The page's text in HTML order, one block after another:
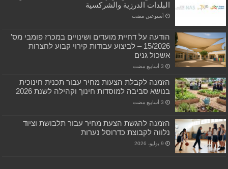
البلدات الدرزية والشركسية
‏أسبوعين مضت
הודעה על דחיית מועדים ושינויים במכרז פומבי מס’
15/2026 – לביצוע עבודות קירוי קבוע לחצרות
אשכול גנים
הזמנה לקבלת הצעות מחיר עבור תכנית חינוכית
בנושא סביבה למוסדות חינוך וקהילה לשנת 2026
הזמנה להגשת הצעת מחיר עבור תלבושת וציוד
נלווה לקבוצת כדרוסל נערות
9 يوليو، 2026